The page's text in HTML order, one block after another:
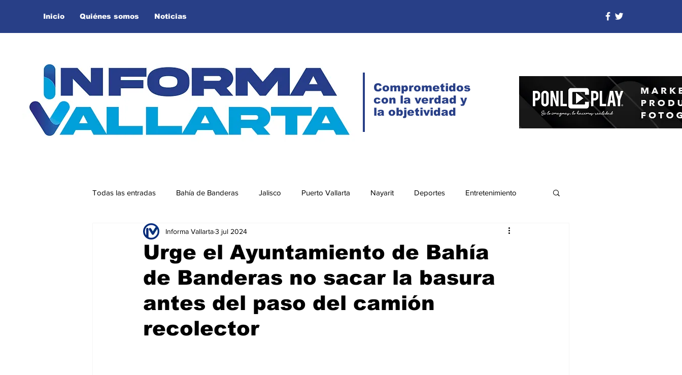
Inicio Quiénes somos Noticias
Comprometidos
con la verdad y
la objetividad
Todas las entradas Bahía de Banderas Jalisco Puerto Vallarta Nayarit Deportes Entretenimiento
Educación Seguridad Turismo Cultura
Bienes y Raíces Historias de Éxito
Urge el Ayuntamiento de Bahía
de Banderas no sacar la basura
antes del paso del camión
recolector
Informa Vallarta3 jul 2024